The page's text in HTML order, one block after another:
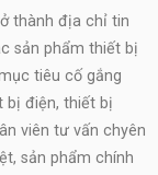
thành địa chỉ tin
sản phẩm thiết bị
tiêu cố gắng
bị điện, thiết bị
viên tư vấn chyên
sản phẩm chính